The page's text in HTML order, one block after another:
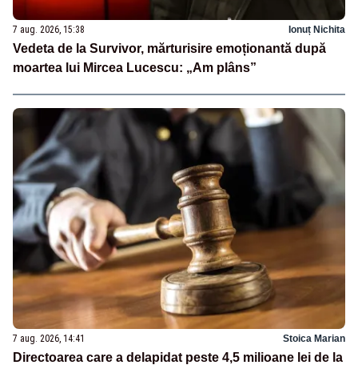
7 aug. 2026, 15:38 Ionuț Nichita
Vedeta de la Survivor, mărturisire emoționantă după
moartea lui Mircea Lucescu: „Am plâns”
7 aug. 2026, 14:41 Stoica Marian
Directoarea care a delapidat peste 4,5 milioane lei de la